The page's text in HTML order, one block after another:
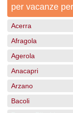
per vacanze
Acerra
Afragola
Agerola
Anacapri
Arzano
Bacoli